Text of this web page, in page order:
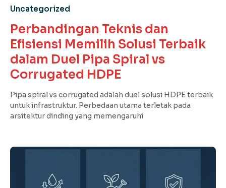
Uncategorized
Perbandingan Teknis dan
Efisiensi Memilih Solusi Terbaik
dalam Duel Pipa Spiral vs
Corrugated HDPE
Pipa spiral vs corrugated adalah duel solusi HDPE terbaik
untuk infrastruktur. Perbedaan utama terletak pada
arsitektur dinding yang memengaruhi